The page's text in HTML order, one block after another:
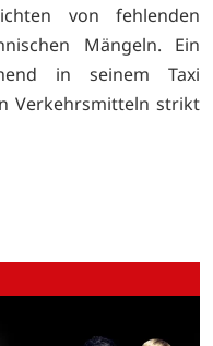
von fehlenden
Mängeln. Ein
in seinem Taxi
Verkehrsmitteln strikt